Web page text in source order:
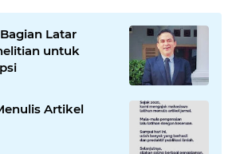
Latar
untuk
Artikel